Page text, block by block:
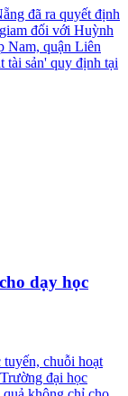
đã ra quyết định
đối với Huỳnh
Nam, quận Liên
tài sản' quy định tại
dạy học
chuỗi hoạt
đại học